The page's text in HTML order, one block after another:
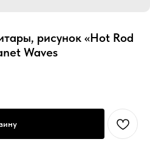
рисунок «Hot Rod
Waves